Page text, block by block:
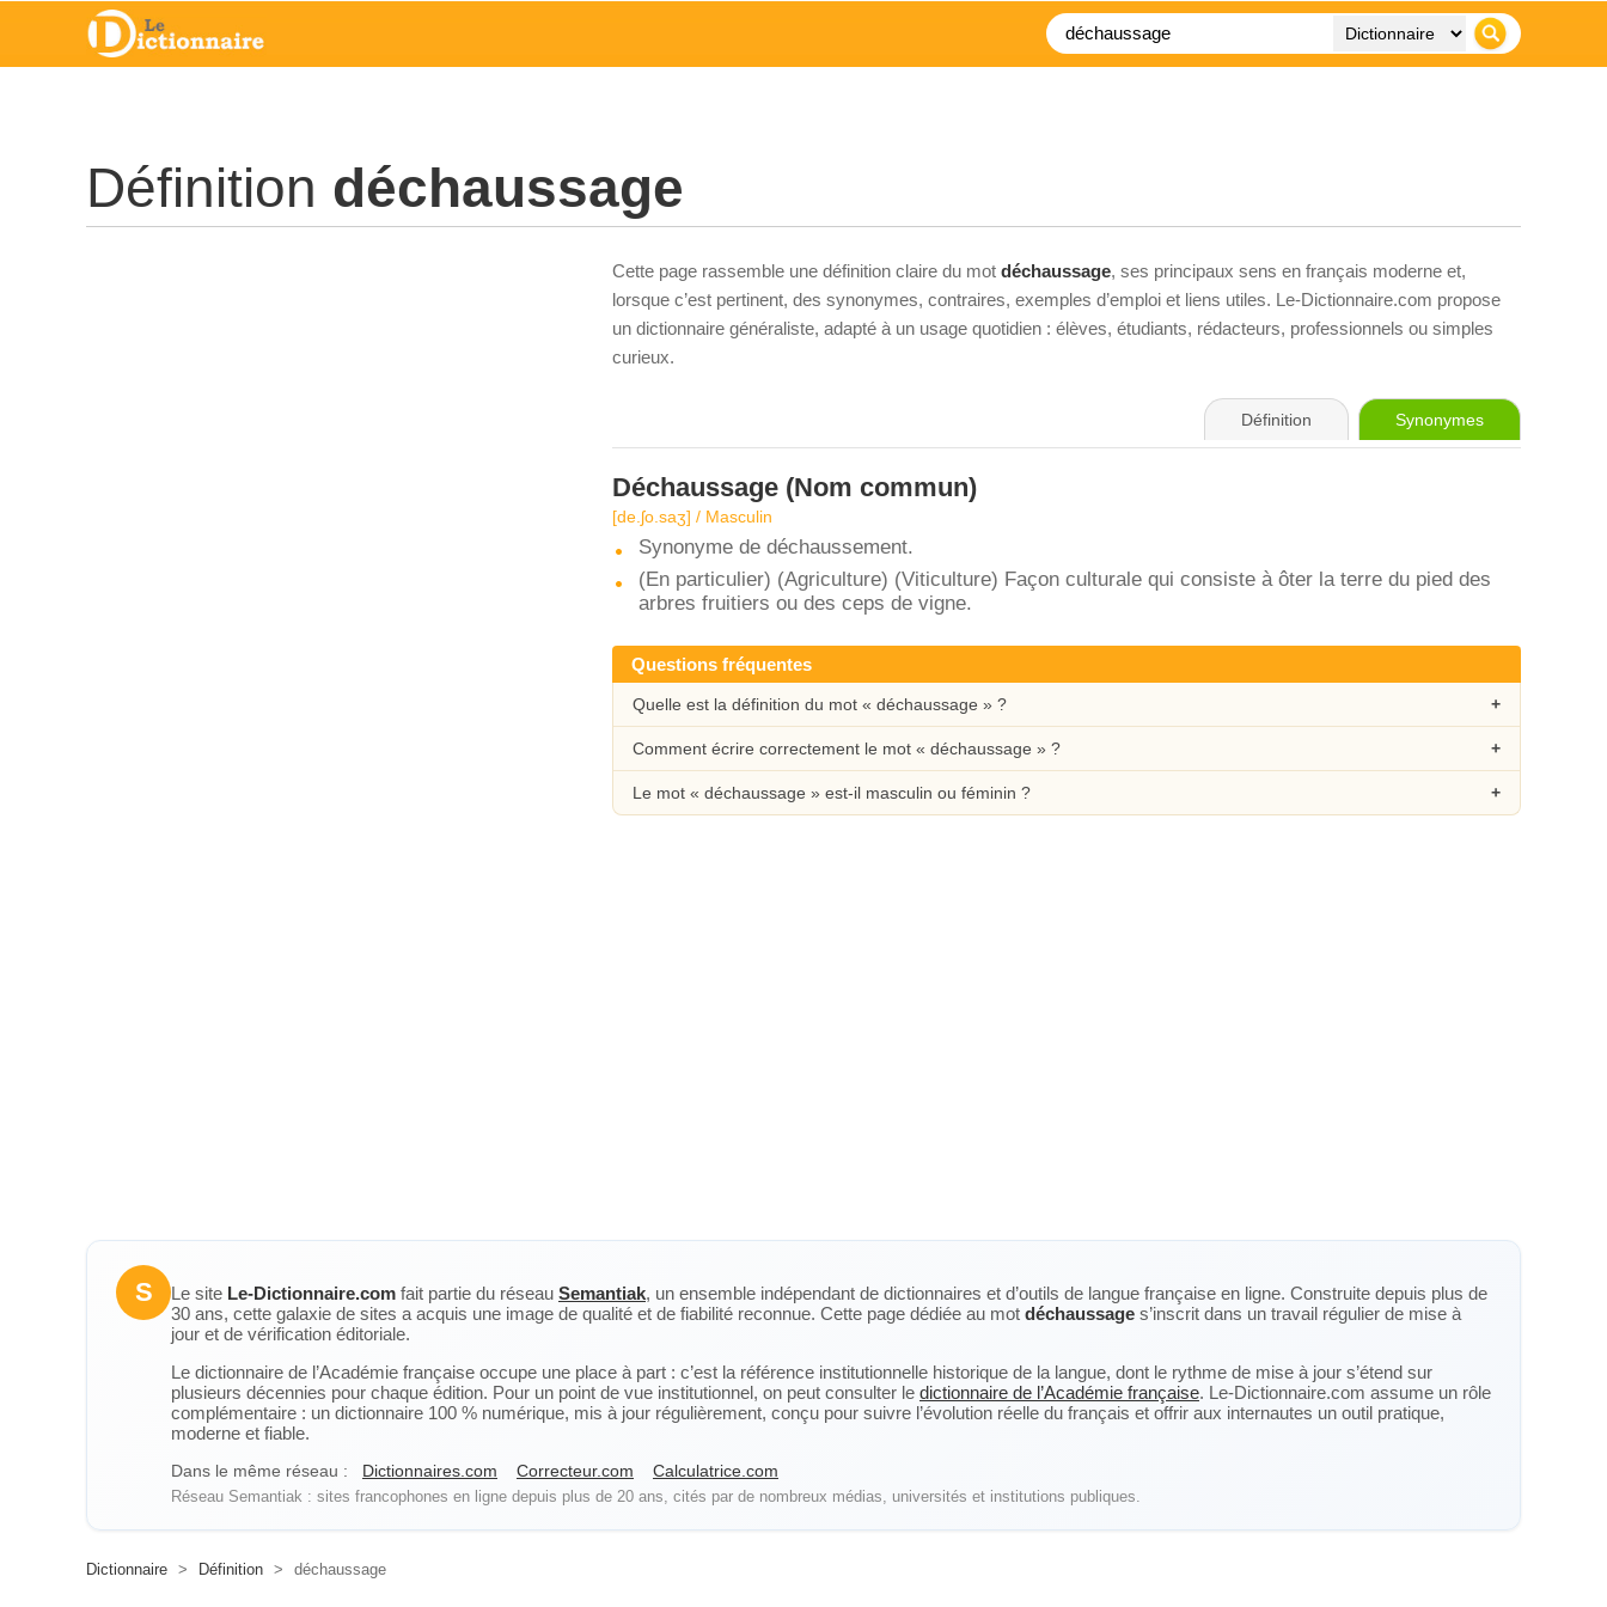
Définition déchaussage
Cette page rassemble une définition claire du mot déchaussage, ses principaux sens en français moderne et,
lorsque c’est pertinent, des synonymes, contraires, exemples d’emploi et liens utiles. Le-Dictionnaire.com propose
un dictionnaire généraliste, adapté à un usage quotidien : élèves, étudiants, rédacteurs, professionnels ou simples
curieux.
Définition Synonymes
Déchaussage (Nom commun)
[de.ʃo.saʒ] / Masculin
Synonyme de déchaussement.
(En particulier) (Agriculture) (Viticulture) Façon culturale qui consiste à ôter la terre du pied des
arbres fruitiers ou des ceps de vigne.
Questions fréquentes
Quelle est la définition du mot « déchaussage » ?
Comment écrire correctement le mot « déchaussage » ?
Le mot « déchaussage » est-il masculin ou féminin ?
S Le site Le-Dictionnaire.com fait partie du réseau Semantiak, un ensemble indépendant de dictionnaires et d’outils de langue française en ligne. Construite depuis plus de
30 ans, cette galaxie de sites a acquis une image de qualité et de fiabilité reconnue. Cette page dédiée au mot déchaussage s’inscrit dans un travail régulier de mise à
jour et de vérification éditoriale.
Le dictionnaire de l’Académie française occupe une place à part : c’est la référence institutionnelle historique de la langue, dont le rythme de mise à jour s’étend sur
plusieurs décennies pour chaque édition. Pour un point de vue institutionnel, on peut consulter le dictionnaire de l’Académie française. Le-Dictionnaire.com assume un rôle
complémentaire : un dictionnaire 100 % numérique, mis à jour régulièrement, conçu pour suivre l’évolution réelle du français et offrir aux internautes un outil pratique,
moderne et fiable.
Dans le même réseau : Dictionnaires.com Correcteur.com Calculatrice.com
Réseau Semantiak : sites francophones en ligne depuis plus de 20 ans, cités par de nombreux médias, universités et institutions publiques.
Dictionnaire > Définition > déchaussage